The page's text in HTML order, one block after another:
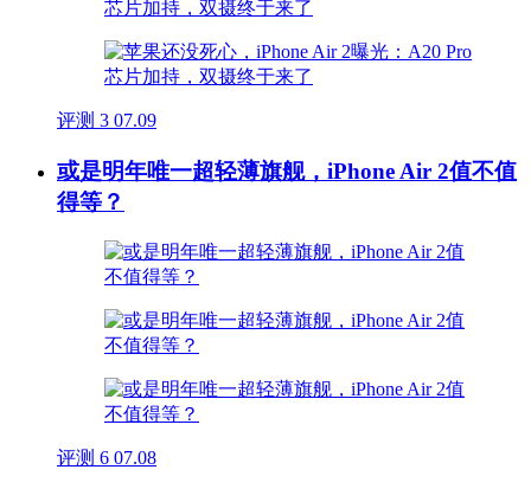
评测 3 07.09
或是明年唯一超轻薄旗舰，iPhone Air 2值不值
得等？
评测 6 07.08